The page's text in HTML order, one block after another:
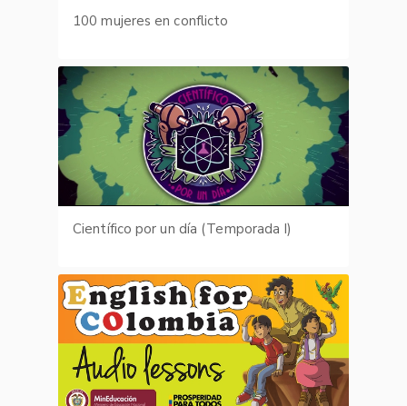
100 mujeres en conflicto
Científico por un día (Temporada I)